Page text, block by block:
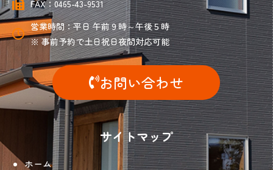
FAX：0465-43-9531
営業時間：平日 午前９時～午後５時
※ 事前予約で土日祝日夜間対応可能
お問い合わせ
サイトマップ
ホーム